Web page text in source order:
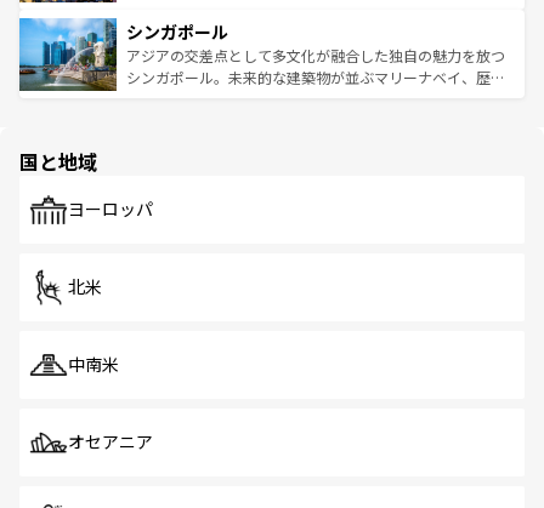
参照してほしい。
激する。気候は一年中温暖で、どの季節にも異なる楽しみ
が待っている。親しみやすいタイの人々、仏教を中心とし
た文化、そして多様な観光資源が、訪れる旅人を魅了し続
み、どこを訪れても感動するはず。観光スポットが密集し
ており、効率よく見どころを回れるのも魅力。息をのむよ
うな絶景から文化的な体験まで、香港を存分に楽しみ尽く
シンガポール
アジアの交差点として多文化が融合した独自の魅力を放つ
シンガポール。未来的な建築物が並ぶマリーナベイ、歴史
で、ホーカーズは地元の風情を楽しめる外せないスポット
国と地域
ヨーロッパ
北米
中南米
オセアニア